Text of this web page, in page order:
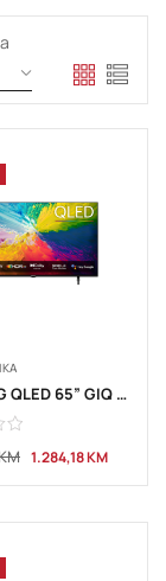
GRUNDIG QLED 65” GIQ 8950 B Google TV
1.284,18KM